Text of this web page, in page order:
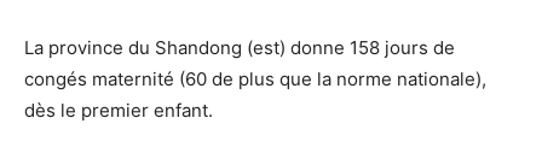
La province du Shandong (est) donne 158 jours de
congés maternité (60 de plus que la norme nationale),
dès le premier enfant.